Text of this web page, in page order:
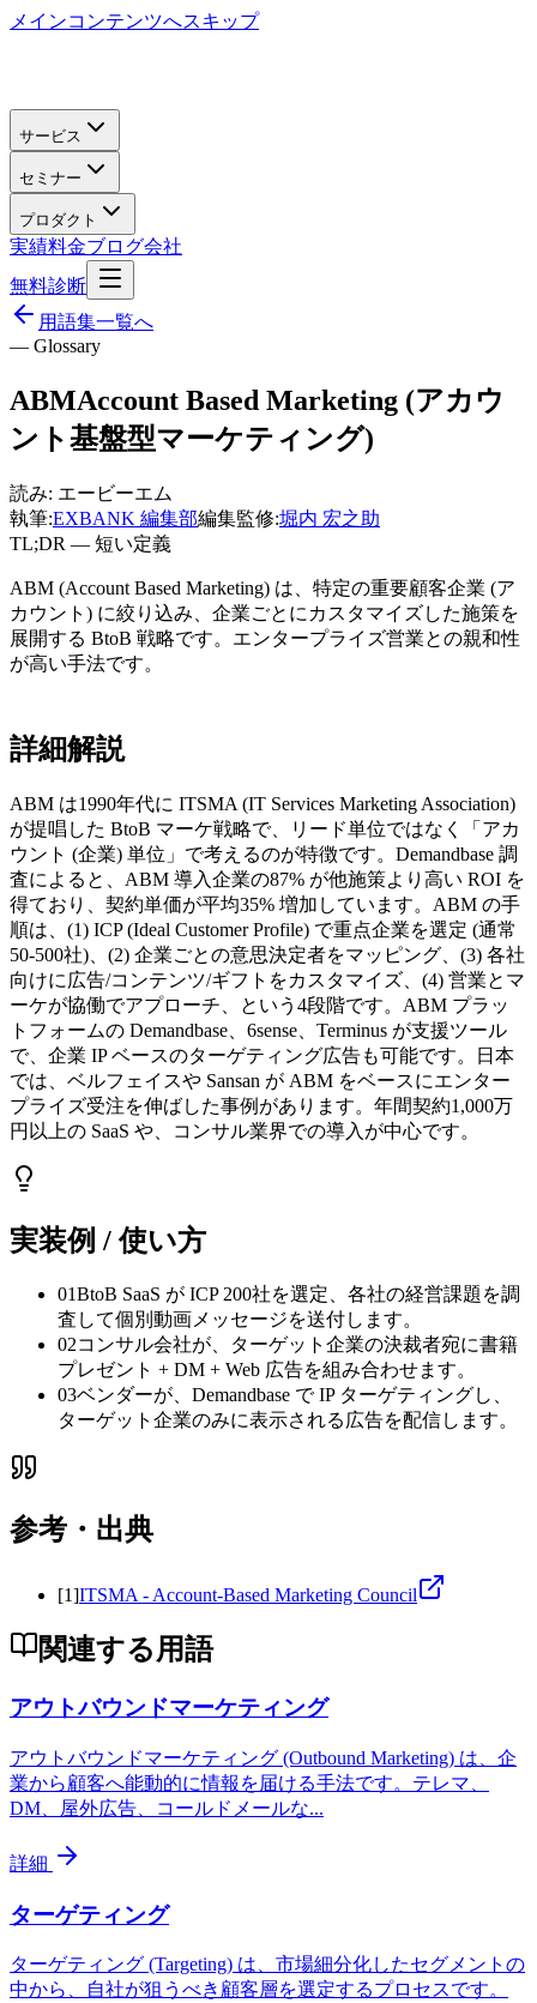
メインコンテンツへスキップ
サービス
セミナー
プロダクト
実績料金ブログ会社
無料診断
用語集一覧へ
— Glossary
ABMAccount Based Marketing (アカウ
ント基盤型マーケティング)
読み: エービーエム
執筆:EXBANK 編集部編集監修:堀内 宏之助
TL;DR — 短い定義
ABM (Account Based Marketing) は、特定の重要顧客企業 (ア
カウント) に絞り込み、企業ごとにカスタマイズした施策を
展開する BtoB 戦略です。エンタープライズ営業との親和性
が高い手法です。
詳細解説
ABM は1990年代に ITSMA (IT Services Marketing Association)
が提唱した BtoB マーケ戦略で、リード単位ではなく「アカ
ウント (企業) 単位」で考えるのが特徴です。Demandbase 調
査によると、ABM 導入企業の87% が他施策より高い ROI を
得ており、契約単価が平均35% 増加しています。ABM の手
順は、(1) ICP (Ideal Customer Profile) で重点企業を選定 (通常
50-500社)、(2) 企業ごとの意思決定者をマッピング、(3) 各社
向けに広告/コンテンツ/ギフトをカスタマイズ、(4) 営業とマ
ーケが協働でアプローチ、という4段階です。ABM プラッ
トフォームの Demandbase、6sense、Terminus が支援ツール
で、企業 IP ベースのターゲティング広告も可能です。日本
では、ベルフェイスや Sansan が ABM をベースにエンター
プライズ受注を伸ばした事例があります。年間契約1,000万
円以上の SaaS や、コンサル業界での導入が中心です。
実装例 / 使い方
01BtoB SaaS が ICP 200社を選定、各社の経営課題を調
査して個別動画メッセージを送付します。
02コンサル会社が、ターゲット企業の決裁者宛に書籍
プレゼント + DM + Web 広告を組み合わせます。
03ベンダーが、Demandbase で IP ターゲティングし、
ターゲット企業のみに表示される広告を配信します。
参考・出典
[1]ITSMA - Account-Based Marketing Council
関連する用語
アウトバウンドマーケティング
アウトバウンドマーケティング (Outbound Marketing) は、企
業から顧客へ能動的に情報を届ける手法です。テレマ、
DM、屋外広告、コールドメールな...
詳細
ターゲティング
ターゲティング (Targeting) は、市場細分化したセグメントの
中から、自社が狙うべき顧客層を選定するプロセスです。